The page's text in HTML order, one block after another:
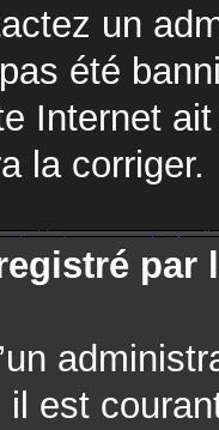
un
été
Internet
la corriger.
par
est